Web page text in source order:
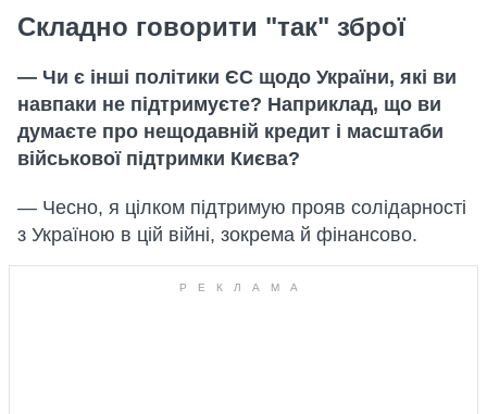
Складно говорити "так" зброї
— Чи є інші політики ЄС щодо України, які ви
навпаки не підтримуєте? Наприклад, що ви
думаєте про нещодавній кредит і масштаби
військової підтримки Києва?
— Чесно, я цілком підтримую прояв солідарності
з Україною в цій війні, зокрема й фінансово.